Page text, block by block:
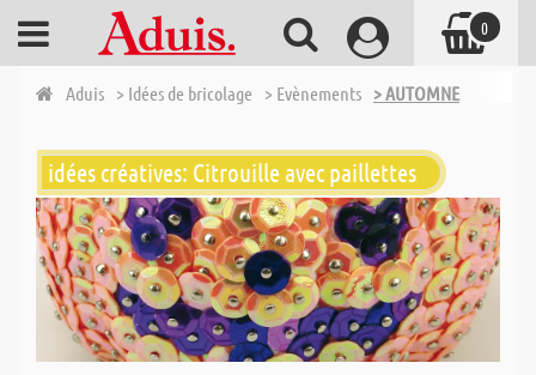
Aduis > Idées de bricolage > Evènements > AUTOMNE
idées créatives: Citrouille avec paillettes
0